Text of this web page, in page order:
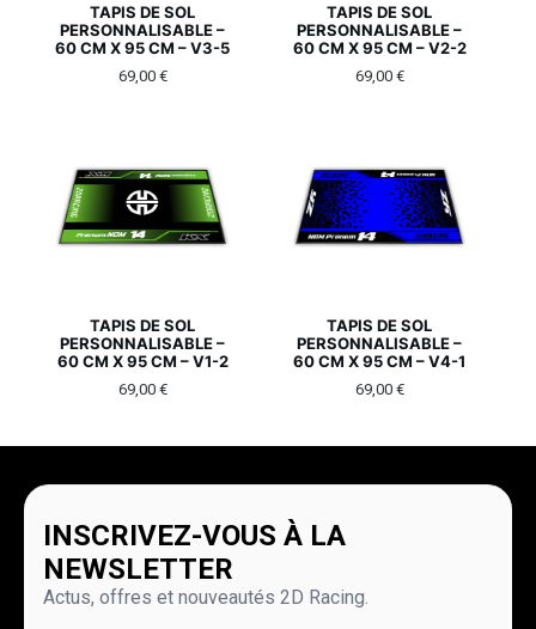
TAPIS DE SOL
PERSONNALISABLE –
60 CM X 95 CM – V3-5
69,00 €
TAPIS DE SOL
PERSONNALISABLE –
60 CM X 95 CM – V2-2
69,00 €
TAPIS DE SOL
PERSONNALISABLE –
60 CM X 95 CM – V1-2
69,00 €
TAPIS DE SOL
PERSONNALISABLE –
60 CM X 95 CM – V4-1
69,00 €
INSCRIVEZ-VOUS À LA
NEWSLETTER
Actus, offres et nouveautés 2D Racing.